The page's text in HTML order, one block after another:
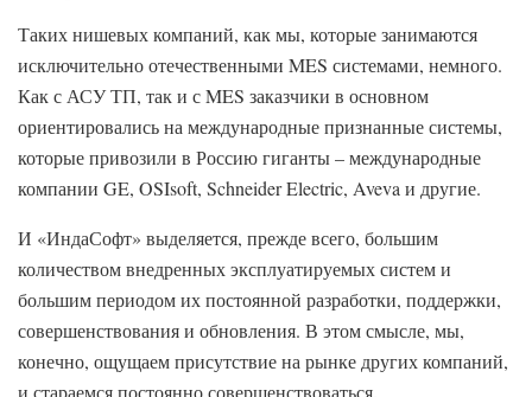
Таких нишевых компаний, как мы, которые занимаются
исключительно отечественными MES системами, немного.
Как с АСУ ТП, так и с MES заказчики в основном
ориентировались на международные признанные системы,
которые привозили в Россию гиганты – международные
компании GE, OSIsoft, Schneider Electric, Aveva и другие.
И «ИндаСофт» выделяется, прежде всего, большим
количеством внедренных эксплуатируемых систем и
большим периодом их постоянной разработки, поддержки,
совершенствования и обновления. В этом смысле, мы,
конечно, ощущаем присутствие на рынке других компаний,
и стараемся постоянно совершенствоваться.